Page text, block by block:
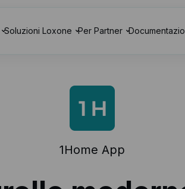
Soluzioni Loxone Per Partner
1Home App